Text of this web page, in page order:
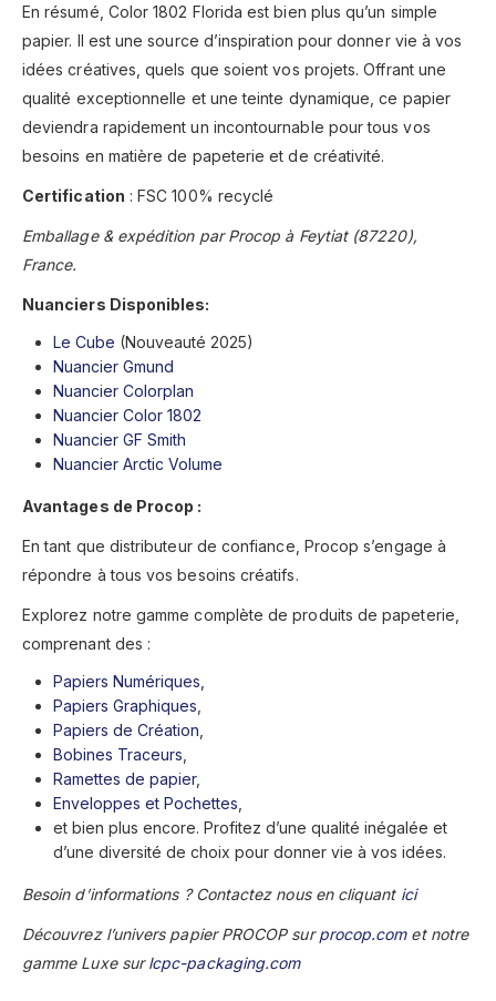
En résumé, Color 1802 Florida est bien plus qu’un simple
papier. Il est une source d’inspiration pour donner vie à vos
idées créatives, quels que soient vos projets. Offrant une
qualité exceptionnelle et une teinte dynamique, ce papier
deviendra rapidement un incontournable pour tous vos
besoins en matière de papeterie et de créativité.
Certification : FSC 100% recyclé
Emballage & expédition par Procop à Feytiat (87220),
France.
Nuanciers Disponibles:
Le Cube (Nouveauté 2025)
Nuancier Gmund
Nuancier Colorplan
Nuancier Color 1802
Nuancier GF Smith
Nuancier Arctic Volume
Avantages de Procop :
En tant que distributeur de confiance, Procop s’engage à
répondre à tous vos besoins créatifs.
Explorez notre gamme complète de produits de papeterie,
comprenant des :
Papiers Numériques,
Papiers Graphiques
Papiers de Création
Bobines Traceurs
Ramettes de papier,
Enveloppes et Pochettes
et bien plus encore. Profitez d’une qualité inégalée et
d’une diversité de choix pour donner vie à vos idées.
Besoin d’informations ? Contactez nous en cliquant ici
Découvrez l’univers papier PROCOP surprocop.comet notre
gamme Luxe surlcpc-packaging.com